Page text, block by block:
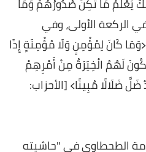
عَمَّا يُشْرِكُونَ ۝ وَرَبُّكَ يَعْلَمُ مَا تُكِنُّ صُدُورُهُمْ وَمَا
[القصص: 68-69] في الركعة الأولى، وفي
كَانَ لِمُؤْمِنٍ وَلَا مُؤْمِنَةٍ إِذَا
لَهُمُ الْخِيَرَةُ مِنْ أَمْرِهِمْ
ضَلَالًا مُبِينًا﴾ [الأحزاب:
الطحطاوي في "حاشيته